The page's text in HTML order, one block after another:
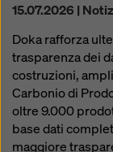
15.07.2026 |
Doka rafforza
trasparenza dei
costruzioni,
Carbonio di
oltre 9.000
base dati
maggiore